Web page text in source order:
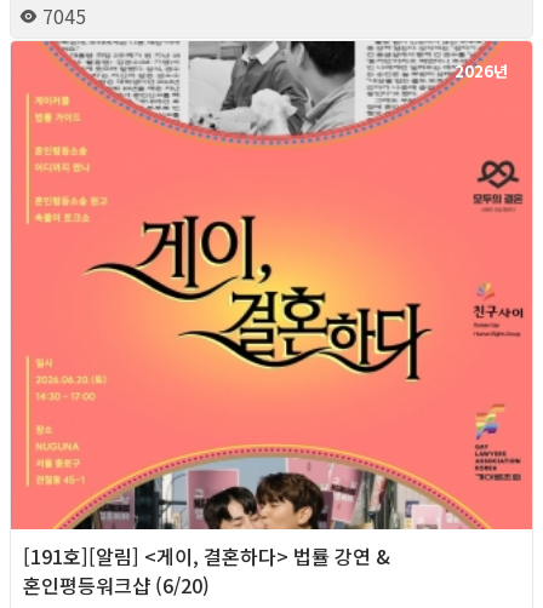
7045
2026년
[191호][알림] <게이, 결혼하다> 법률 강연 &
혼인평등워크샵 (6/20)